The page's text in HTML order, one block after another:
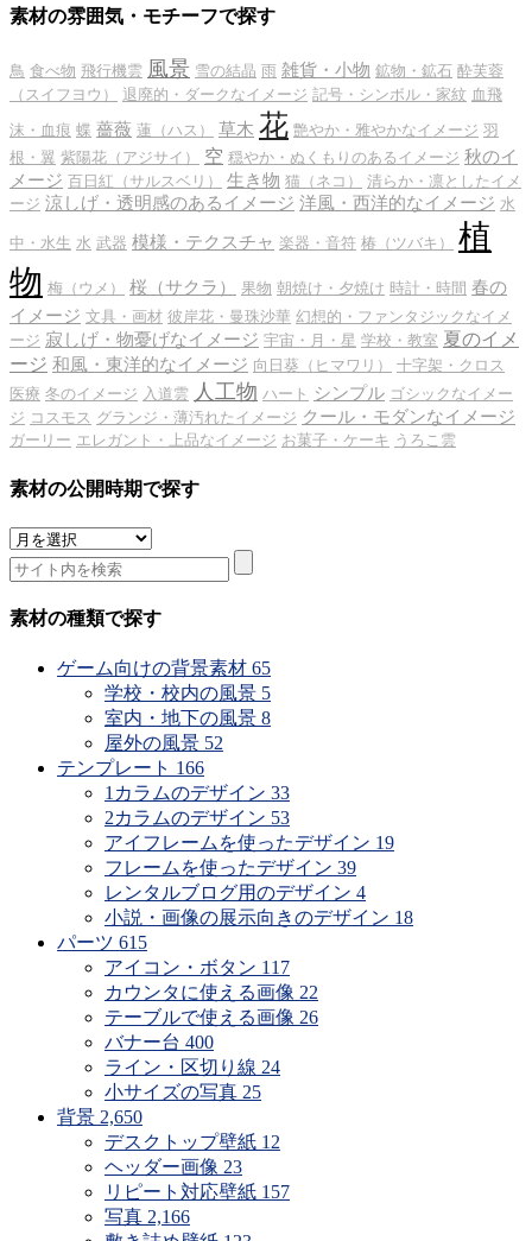
素材の雰囲気・モチーフで探す
鳥 食べ物 飛行機雲 風景 雪の結晶 雨 雑貨・小物 鉱物・鉱石 酔芙蓉
（スイフヨウ）
退廃的・ダークなイメージ 記号・シンボル・家紋 血飛
沫・血痕 蝶 薔薇 蓮（ハス） 草木 花 艶やか・雅やかなイメージ 羽
根・翼 紫陽花（アジサイ） 空 穏やか・ぬくもりのあるイメージ 秋のイ
メージ 百日紅（サルスベリ） 生き物 猫（ネコ）
清らか・凛としたイメ
ージ 涼しげ・透明感のあるイメージ 洋風・西洋的なイメージ 水
中・水生 水 武器 模様・テクスチャ 楽器・音符 椿（ツバキ）
植
物 梅（ウメ） 桜（サクラ） 果物 朝焼け・夕焼け 時計・時間 春の
イメージ 文具・画材 彼岸花・曼珠沙華 幻想的・ファンタジックなイメ
ージ 寂しげ・物憂げなイメージ 宇宙・月・星 学校・教室 夏のイメ
ージ 和風・東洋的なイメージ 向日葵（ヒマワリ）
十字架・クロス
医療 冬のイメージ 入道雲 人工物 ハート シンプル ゴシックなイメー
ジ コスモス グランジ・薄汚れたイメージ クール・モダンなイメージ
ガーリー エレガント・上品なイメージ お菓子・ケーキ うろこ雲
素材の公開時期で探す
素
材
の
公
素材の種類で探す
ゲーム向けの背景素材 65
学校・校内の風景 5
室内・地下の風景 8
屋外の風景 52
テンプレート 166
1カラムのデザイン 33
2カラムのデザイン 53
アイフレームを使ったデザイン 19
フレームを使ったデザイン 39
レンタルブログ用のデザイン 4
小説・画像の展示向きのデザイン 18
パーツ 615
アイコン・ボタン 117
カウンタに使える画像 22
テーブルで使える画像 26
バナー台 400
ライン・区切り線 24
小サイズの写真 25
背景 2,650
デスクトップ壁紙 12
ヘッダー画像 23
リピート対応壁紙 157
写真 2,166